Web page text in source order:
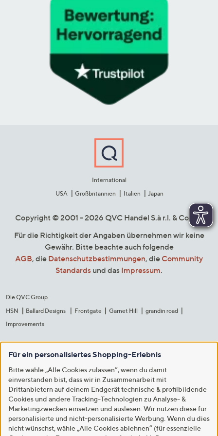
International
USA
Großbritannien Italien Japan
Copyright © 2001 - 2026 QVC Handel S.à r.l. & Co. KG
Für die Richtigkeit der Angaben übernehmen wir keine
Gewähr. Bitte beachte auch folgende
AGB, die Datenschutzbestimmungen, die Community
Standards und das Impressum.
Die QVC Group
HSN
Ballard Designs Frontgate Garnet Hill
grandin road
Improvements
Für ein personalisiertes Shopping-Erlebnis
Bitte wähle „Alle Cookies zulassen“, wenn du damit
einverstanden bist, dass wir in Zusammenarbeit mit
Drittanbietern auf deinem Endgerät technische & profilbildende
Cookies und andere Tracking-Technologien zu Analyse- &
Marketingzwecken einsetzen und auslesen. Wir nutzen diese für
personalisierte und nicht-personalisierte Werbung. Wenn du dies
nicht wünschst, wähle „Alle Cookies ablehnen“ (für essenzielle